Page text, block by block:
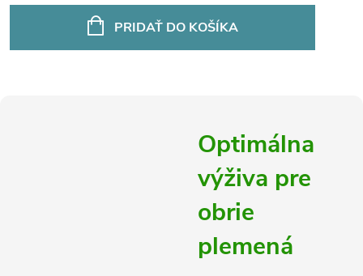
PRIDAŤ DO KOŠÍKA
Optimálna
výživa pre
obrie
plemená